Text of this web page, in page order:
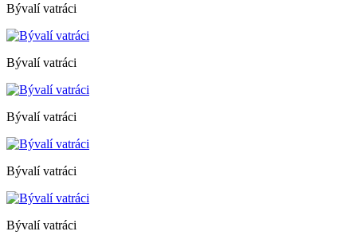
Bývalí vatráci
Bývalí vatráci
Bývalí vatráci
Bývalí vatráci
Bývalí vatráci